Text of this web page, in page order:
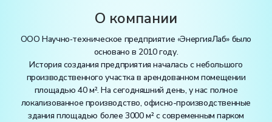
О компании
ООО Научно‑техническое предприятие ­«ЭнергияЛаб» было
основано в 2010 году.
История создания предприятия началась с небольшого
производственного участка в арендованном помещении
площадью 40 м². На сегодняшний день, у нас полное
локализованное производство, офисно-производственные
здания площадью более 3000 м² с современным парком